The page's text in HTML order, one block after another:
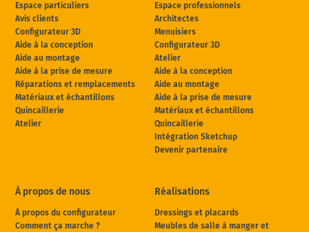
Espace particuliers
Avis clients
Configurateur 3D
Aide à la conception
Aide au montage
Aide à la prise de mesure
Réparations et remplacements
Matériaux et échantillons
Quincaillerie
Atelier
Espace professionnels
Architectes
Menuisiers
Configurateur 3D
Atelier
Aide à la conception
Aide au montage
Aide à la prise de mesure
Matériaux et échantillons
Quincaillerie
Intégration Sketchup
Devenir partenaire
À propos de nous
À propos du configurateur
Comment ça marche ?
Réalisations
Dressings et placards
Meubles de salle à manger et